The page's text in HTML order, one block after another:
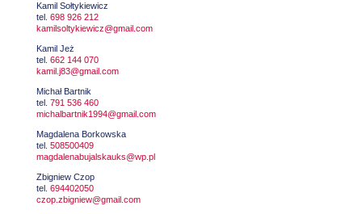
Kamil Sołtykiewicz
tel. 698 926 212
kamilsoltykiewicz@gmail.com
Kamil Jeż
tel. 662 144 070
kamil.j83@gmail.com
Michał Bartnik
tel. 791 536 460
michalbartnik1994@gmail.com
Magdalena Borkowska
tel. 508500409
magdalenabujalskauks@wp.pl
Zbigniew Czop
tel. 694402050
czop.zbigniew@gmail.com